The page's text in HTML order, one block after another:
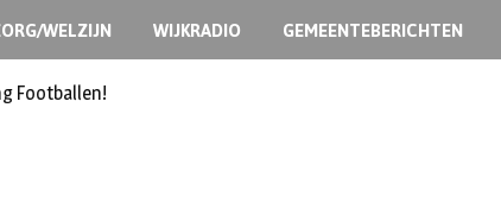
WELZIJN WIJKRADIO GEMEENTEBERICHTEN
Footballen!